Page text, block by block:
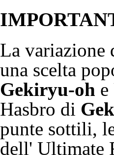
La variazione
una scelta
Gekiryu-oh e
Hasbro di
punte sottili,
dell' Ultimate